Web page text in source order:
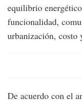
equilibrio
funcionalidad,
urbanización, costo
De acuerdo con el